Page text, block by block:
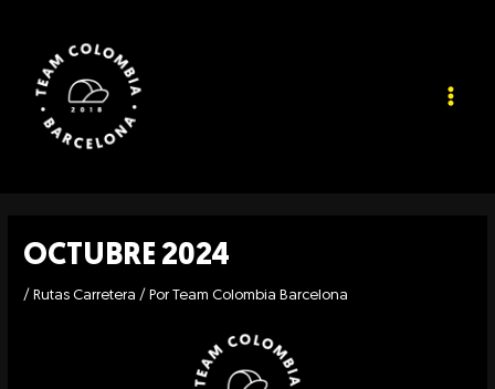
contenido
OCTUBRE 2024
/ Rutas Carretera / PorTeam Colombia Barcelona
entradas